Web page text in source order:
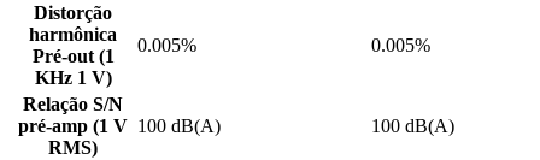
Distorção
harmônica
Pré-out (1
KHz 1 V)
0.005% 0.005%
Relação S/N
pré-amp (1 V
RMS)
100 dB(A) 100 dB(A)